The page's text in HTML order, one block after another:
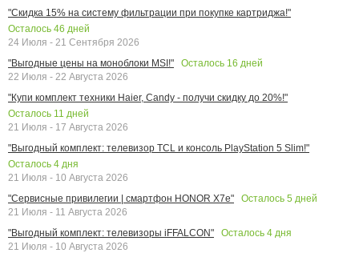
"Скидка 15% на систему фильтрации при покупке картриджа!"
Осталось 46 дней
24 Июля - 21 Сентября 2026
"Выгодные цены на моноблоки MSI!"
Осталось 16 дней
22 Июля - 22 Августа 2026
"Купи комплект техники Haier, Candy - получи скидку до 20%!"
Осталось 11 дней
21 Июля - 17 Августа 2026
"Выгодный комплект: телевизор TCL и консоль PlayStation 5 Slim!"
Осталось 4 дня
21 Июля - 10 Августа 2026
"Сервисные привилегии | смартфон HONOR X7e"
Осталось 5 дней
21 Июля - 11 Августа 2026
"Выгодный комплект: телевизоры iFFALCON"
Осталось 4 дня
21 Июля - 10 Августа 2026